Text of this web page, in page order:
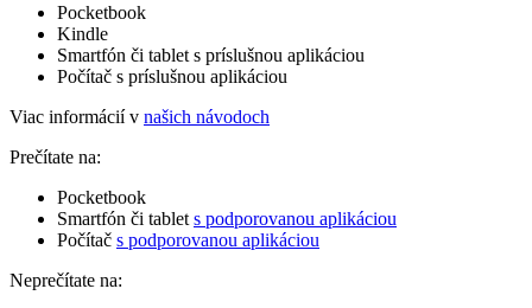
Pocketbook
Kindle
Smartfón či tablet s príslušnou aplikáciou
Počítač s príslušnou aplikáciou
Viac informácií v našich návodoch
Prečítate na:
Pocketbook
Smartfón či tablet s podporovanou aplikáciou
Počítač s podporovanou aplikáciou
Neprečítate na: